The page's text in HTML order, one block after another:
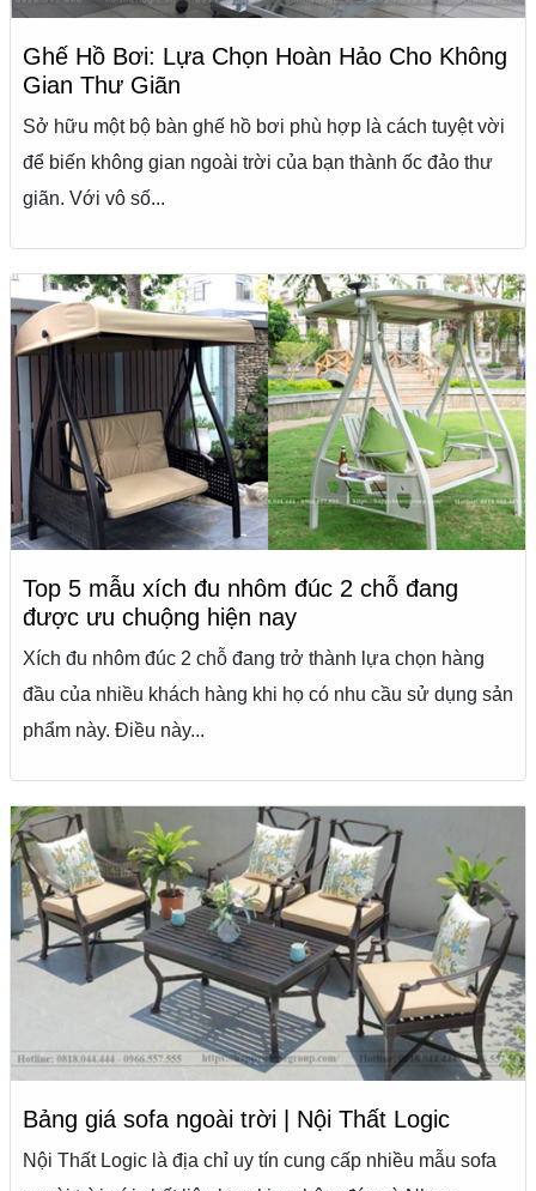
Ghế Hồ Bơi: Lựa Chọn Hoàn Hảo Cho Không
Gian Thư Giãn
Sở hữu một bộ bàn ghế hồ bơi phù hợp là cách tuyệt vời
để biến không gian ngoài trời của bạn thành ốc đảo thư
giãn. Với vô số...
Top 5 mẫu xích đu nhôm đúc 2 chỗ đang
được ưu chuộng hiện nay
Xích đu nhôm đúc 2 chỗ đang trở thành lựa chọn hàng
đầu của nhiều khách hàng khi họ có nhu cầu sử dụng sản
phẩm này. Điều này...
Bảng giá sofa ngoài trời | Nội Thất Logic
Nội Thất Logic là địa chỉ uy tín cung cấp nhiều mẫu sofa